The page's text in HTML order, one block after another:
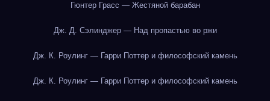
Гюнтер Грасс — Жестяной барабан
Дж. Д. Сэлинджер — Над пропастью во ржи
Дж. К. Роулинг — Гарри Поттер и философский камень
Дж. К. Роулинг — Гарри Поттер и философский камень